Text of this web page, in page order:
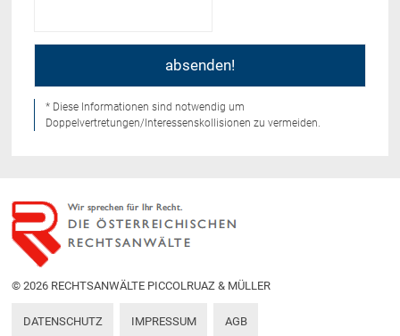
* Diese Informationen sind notwendig um
Doppelvertretungen/Interessenskollisionen zu vermeiden.
© 2026 RECHTSANWÄLTE PICCOLRUAZ & MÜLLER
DATENSCHUTZ IMPRESSUM AGB